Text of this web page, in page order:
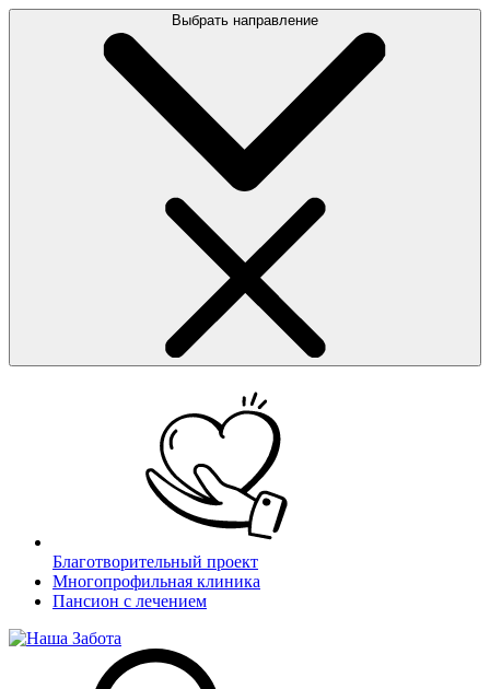
Выбрать направление
Благотворительный проект
Многопрофильная клиника
Пансион с лечением